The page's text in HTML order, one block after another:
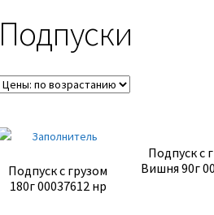
Подпуски
Подпуск с грузом
180г 00037612 нр
Подпуск с
Вишня 90г